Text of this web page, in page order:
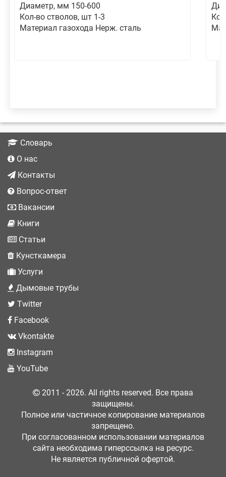
Диаметр, мм 150-600
Кол-во стволов, шт 1-3
Материал газохода Нерж. сталь
Словарь
О нас
Контакты
Вопрос-ответ
Вакансии
Книги
Статьи
Кунсткамера
Услуги
Дымовые трубы
Twitter
Facebook
Vkontakte
Instagram
YouTube
2011 - 2026. All rights reserved. Все права
защищены.
Полное или частичное копирование материалов
запрещено.
При согласованном использовании материалов
сайта необходима гиперссылка на ресурс.
Не является публичной офертой.